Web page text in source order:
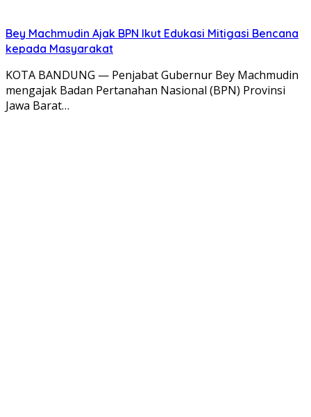
Bey Machmudin Ajak BPN Ikut Edukasi Mitigasi Bencana
kepada Masyarakat
KOTA BANDUNG — Penjabat Gubernur Bey Machmudin
mengajak Badan Pertanahan Nasional (BPN) Provinsi
Jawa Barat…